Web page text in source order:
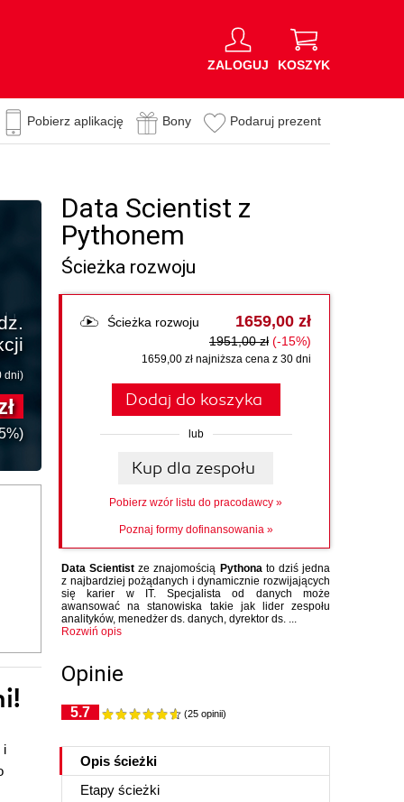
ZALOGUJ KOSZYK
Pobierz aplikację Bony Podaruj prezent
dni)
i
Data Scientist z
Pythonem
Ścieżka rozwoju
Ścieżka rozwoju 1659,00 zł
1951,00 zł (-15%)
1659,00 zł najniższa cena z 30 dni
Dodaj do koszyka
lub
Kup dla zespołu
Pobierz wzór listu do pracodawcy »
Poznaj formy dofinansowania »
Data Scientist ze znajomością Pythonato dziś jedna
z najbardziej pożądanych i dynamicznie rozwijających
się karier w IT. Specjalista od danych może
awansować na stanowiska takie jak lider zespołu
analityków, menedżer ds. danych, dyrektor ds. ...
Rozwiń opis
Opinie
5.7 (25 opinii)
Opis ścieżki
Etapy ścieżki